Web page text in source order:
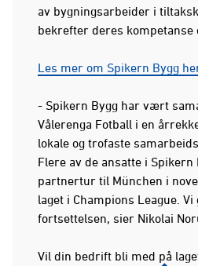
av bygningsarbeider i
bekrefter deres kompetanse
Les mer om Spikern Bygg
- Spikern Bygg har vært
Vålerenga Fotball i en
lokale og trofaste
Flere av de ansatte i Spikern
partnertur til München i
laget i Champions League.
fortsettelsen, sier Nikolai
Vil din bedrift bli med på